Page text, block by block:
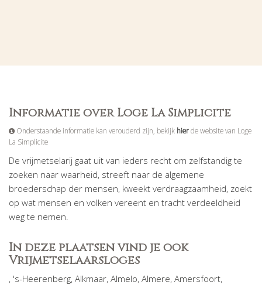
Informatie over Loge La Simplicite
Onderstaande informatie kan verouderd zijn, bekijk hierde website van Loge
La Simplicite
De vrijmetselarij gaat uit van ieders recht om zelfstandig te
zoeken naar waarheid, streeft naar de algemene
broederschap der mensen, kweekt verdraagzaamheid, zoekt
op wat mensen en volken vereent en tracht verdeeldheid
weg te nemen.
In deze plaatsen vind je ook
Vrijmetselaarsloges
, 's-Heerenberg, Alkmaar, Almelo, Almere, Amersfoort,